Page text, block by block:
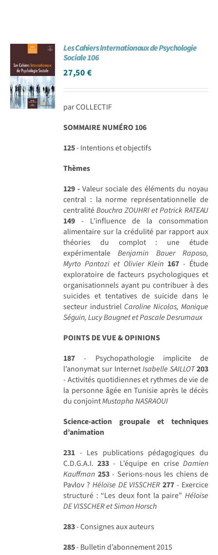
Les Cahiers Internationaux de Psychologie
Sociale 106
27,50€
par COLLECTIF
SOMMAIRE NUMÉRO 106
125- Intentions et objectifs
Thèmes
129 -Valeur sociale des éléments du noyau
central : la norme représentationnelle de
centralitéBouchra ZOUHRI et Patrick RATEAU
149 - L’influence de la consommation
alimentaire sur la crédulité par rapport aux
théories du complot : une étude
expérimentaleBenjamin Bauer Raposo,
Myrto Pantazi et Olivier Klein 167 - Étude
exploratoire de facteurs psychologiques et
organisationnels ayant pu contribuer à des
suicides et tentatives de suicide dans le
secteur industriel Caroline Nicolas, Monique
Séguin, Lucy Baugnet et Pascale Desrumaux
POINTS DE VUE & OPINIONS
187 - Psychopathologie implicite de
l’anonymat sur InternetIsabelle SAILLOT203
- Activités quotidiennes et rythmes de vie de
la personne âgée en Tunisie après le décès
du conjointMustapha NASRAOUI
Science-action groupale et techniques
d’animation
231 - Les publications pédagogiques du
C.D.G.A.I.233 - L’équipe en crise Damien
Kauffman 253- Serions-nous les chiens de
Pavlov ? Héloïse DE VISSCHER 277 - Exercice
structuré : “Les deux font la paire” Héloïse
DE VISSCHER et Simon Horsch
283- Consignes aux auteurs
285- Bulletin d’abonnement 2015